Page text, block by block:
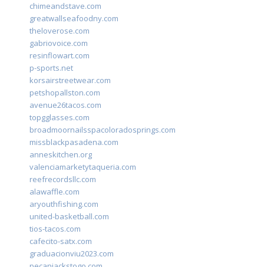
chimeandstave.com
greatwallseafoodny.com
theloverose.com
gabriovoice.com
resinflowart.com
p-sports.net
korsairstreetwear.com
petshopallston.com
avenue26tacos.com
topgglasses.com
broadmoornailsspacoloradosprings.com
missblackpasadena.com
anneskitchen.org
valenciamarketytaqueria.com
reefrecordsllc.com
alawaffle.com
aryouthfishing.com
united-basketball.com
tios-tacos.com
cafecito-satx.com
graduacionviu2023.com